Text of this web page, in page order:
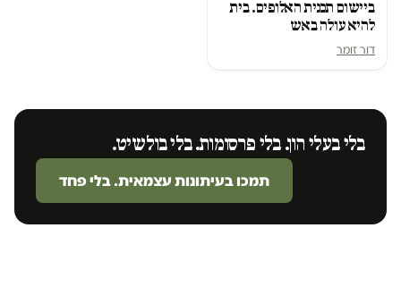
ביישום תכנית האלופים. בית
להיא עולה באש
דור זומר
בלי בעלי הון. בלי פרסומות. בלי בולשיט.
תמכו בעיתונות עצמאית. בלי פחד